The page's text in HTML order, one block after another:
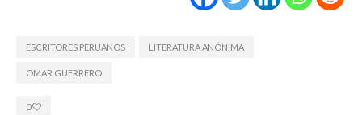
ESCRITORES PERUANOS LITERATURA ANÓNIMA
OMAR GUERRERO
0